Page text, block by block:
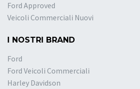
Ford Approved
Veicoli Commerciali Nuovi
I NOSTRI BRAND
Ford
Ford Veicoli Commerciali
Harley Davidson